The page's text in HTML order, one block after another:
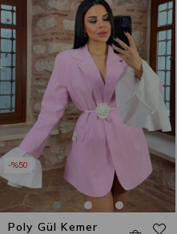
Poly Gül Kemer
%50